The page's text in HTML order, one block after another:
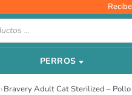
PERROS
›Bravery Adult Cat Sterilized –